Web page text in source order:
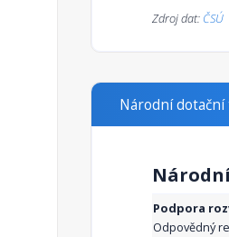
Zdroj dat: ČSÚ
Národní
Podpora
Odpovědný